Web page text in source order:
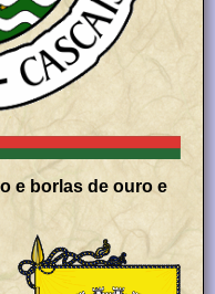
e borlas de ouro e